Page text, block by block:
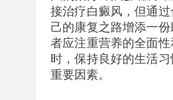
接治疗白癜风，但通
己的康复之路增添一
者应注重营养的全面
时，保持良好的生活
重要因素。